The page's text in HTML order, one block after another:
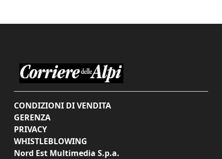
CONDIZIONI DI VENDITA
GERENZA
PRIVACY
WHISTLEBLOWING
Nord Est Multimedia S.p.a.